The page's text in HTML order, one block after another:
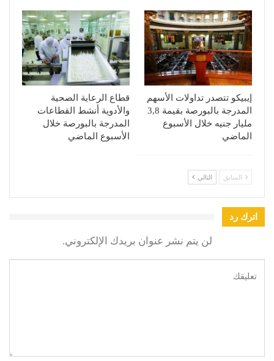
إيبيكو تتصدر تداولات الأسهم
المدرجة بالبورصة بقيمة 3,8
مليار جنيه خلال الأسبوع
الماضي
قطاع الرعاية الصحية
والأدوية أنشط القطاعات
المدرجة بالبورصة خلال
الأسبوع الماضي
السابق التالي
اترك رد
لن يتم نشر عنوان بريدك الإلكتروني.